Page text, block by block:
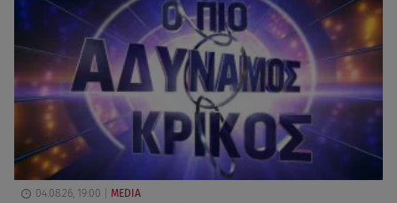
04.08.26, 19:00 MEDIA